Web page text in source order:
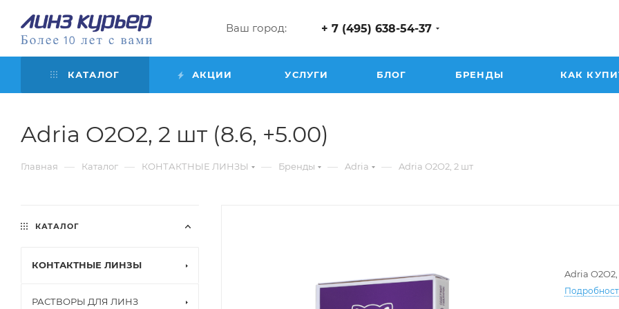
Ваш город: + 7 (495) 638-54-37
КАТАЛОГ АКЦИИ УСЛУГИ БЛОГ БРЕНДЫ КАК
Adria O2O2, 2 шт (8.6, +5.00)
Главная — Каталог — КОНТАКТНЫЕ ЛИНЗЫ — Бренды — Adria — Adria O2O2, 2 шт
Adria
-12.00
КАТАЛОГ
КОНТАКТНЫЕ ЛИНЗЫ
РАСТВОРЫ ДЛЯ ЛИНЗ